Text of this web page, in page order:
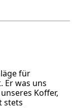
für
Er was uns
Koffer,
stets